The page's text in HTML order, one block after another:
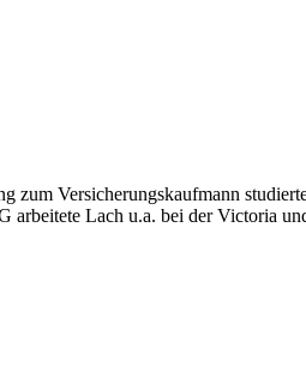
zum Versicherungskaufmann
arbeitete Lach u.a. bei der Victoria